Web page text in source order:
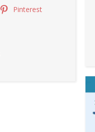
Pinterest